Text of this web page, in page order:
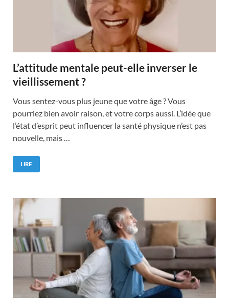
L’attitude mentale peut-elle inverser le
vieillissement ?
Vous sentez-vous plus jeune que votre âge ? Vous
pourriez bien avoir raison, et votre corps aussi. L’idée que
l’état d’esprit peut influencer la santé physique n’est pas
nouvelle, mais …
LIRE